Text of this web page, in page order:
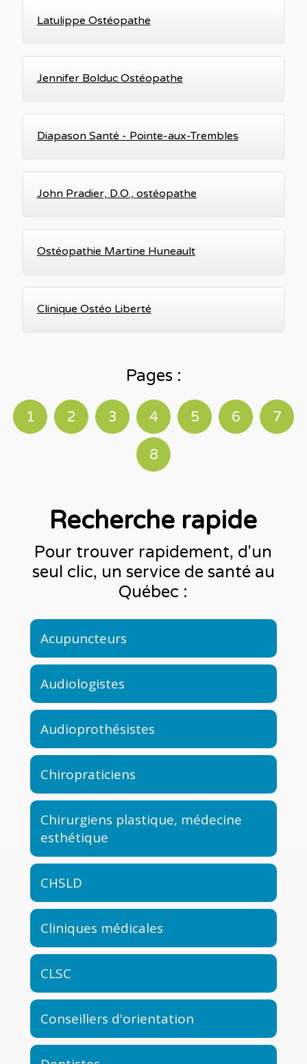
Latulippe Ostéopathe
Jennifer Bolduc Ostéopathe
Diapason Santé - Pointe-aux-Trembles
John Pradier, D.O., ostéopathe
Ostéopathie Martine Huneault
Clinique Ostéo Liberté
Pages :
1 2 3 4 5 6 7
8
Recherche rapide
Pour trouver rapidement, d'un
seul clic, un service de santé au
Québec :
Acupuncteurs
Audiologistes
Audioprothésistes
Chiropraticiens
Chirurgiens plastique, médecine
esthétique
CHSLD
Cliniques médicales
CLSC
Conseillers d'orientation